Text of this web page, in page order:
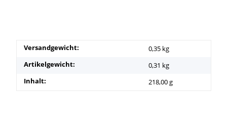
Versandgewicht:
0,35 kg
Artikelgewicht:
0,31 kg
Inhalt:
218,00 g